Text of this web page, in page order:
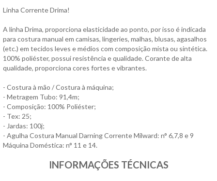
Linha Corrente Drima!
A linha Drima, proporciona elasticidade ao ponto, por isso é indicada
para costura manual em camisas, lingeries, malhas, blusas, agasalhos
(etc.) em tecidos leves e médios com composição mista ou sintética.
100% poliéster, possui resistência e qualidade. Corante de alta
qualidade, proporciona cores fortes e vibrantes.
- Costura à mão / Costura à máquina;
- Metragem Tubo: 91,4m;
- Composição: 100% Poliéster;
- Tex: 25;
- Jardas: 100j;
- Agulha Costura Manual Darning Corrente Milward: n° 6,7,8 e 9
Máquina Doméstica: n° 11 e 14.
INFORMAÇÕES TÉCNICAS